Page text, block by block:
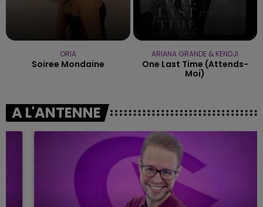
ORIA
Soiree Mondaine
ARIANA GRANDE & KENDJI
One Last Time (attends-
Moi)
A L'ANTENNE